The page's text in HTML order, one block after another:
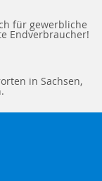
für gewerbliche
Endverbraucher!
in Sachsen,